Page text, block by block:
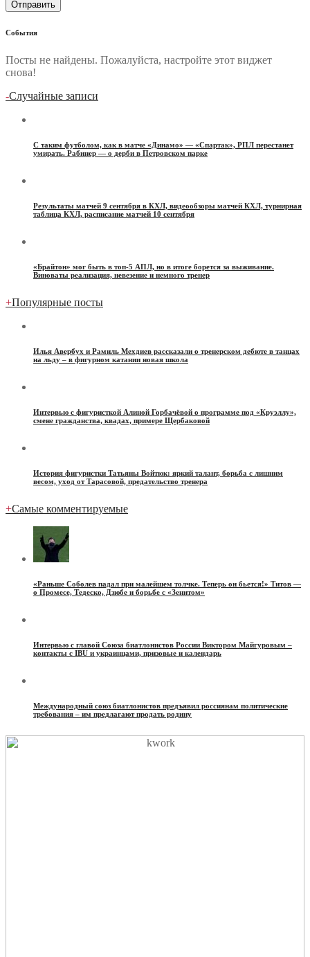
События
Посты не найдены. Пожалуйста, настройте этот виджет
снова!
-Случайные записи
С таким футболом, как в матче «Динамо» — «Спартак», РПЛ перестанет
умирать. Рабинер — о дерби в Петровском парке
Результаты матчей 9 сентября в КХЛ, видеообзоры матчей КХЛ, турнирная
таблица КХЛ, расписание матчей 10 сентября
«Брайтон» мог быть в топ-5 АПЛ, но в итоге борется за выживание.
Виноваты реализация, невезение и немного тренер
+Популярные посты
Илья Авербух и Рамиль Мехдиев рассказали о тренерском дебюте в танцах
на льду – в фигурном катании новая школа
Интервью с фигуристкой Алиной Горбачёвой о программе под «Круэллу»,
смене гражданства, квадах, примере Щербаковой
История фигуристки Татьяны Войтюк: яркий талант, борьба с лишним
весом, уход от Тарасовой, предательство тренера
+Самые комментируемые
«Раньше Соболев падал при малейшем толчке. Теперь он бьется!» Титов —
о Промесе, Тедеско, Дзюбе и борьбе с «Зенитом»
Интервью с главой Союза биатлонистов России Виктором Майгуровым –
контакты с IBU и украинцами, призовые и календарь
Международный союз биатлонистов предъявил россиянам политические
требования – им предлагают продать родину